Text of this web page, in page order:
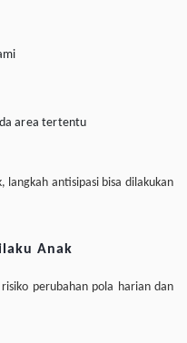
area tertentu
langkah antisipasi bisa dilakukan
Anak
perubahan pola harian dan